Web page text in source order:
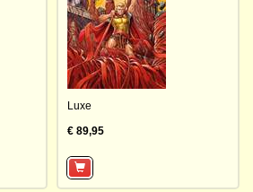
Luxe
€ 89,95